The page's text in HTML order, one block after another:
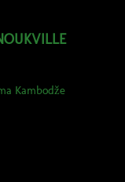
Kambodže